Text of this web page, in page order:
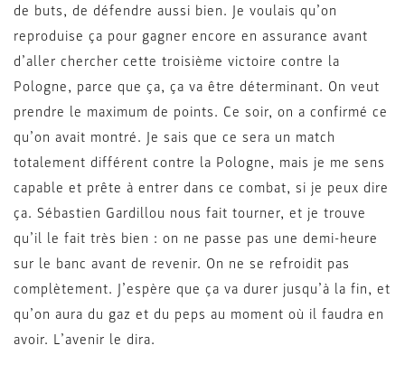
de buts, de défendre aussi bien. Je voulais qu’on
reproduise ça pour gagner encore en assurance avant
d’aller chercher cette troisième victoire contre la
Pologne, parce que ça, ça va être déterminant. On veut
prendre le maximum de points. Ce soir, on a confirmé ce
qu’on avait montré. Je sais que ce sera un match
totalement différent contre la Pologne, mais je me sens
capable et prête à entrer dans ce combat, si je peux dire
ça. Sébastien Gardillou nous fait tourner, et je trouve
qu’il le fait très bien : on ne passe pas une demi-heure
sur le banc avant de revenir. On ne se refroidit pas
complètement. J’espère que ça va durer jusqu’à la fin, et
qu’on aura du gaz et du peps au moment où il faudra en
avoir. L’avenir le dira.